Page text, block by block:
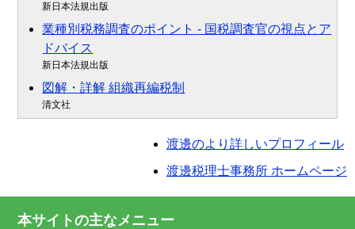
新日本法規出版
業種別税務調査のポイント - 国税調査官の視点とア
ドバイス
新日本法規出版
図解・詳解 組織再編税制
清文社
渡邊のより詳しいプロフィール
渡邊税理士事務所 ホームページ
本サイトの主なメニュー